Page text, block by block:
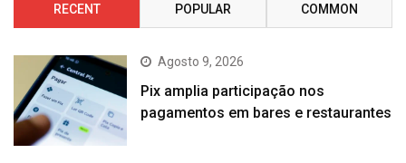
RECENT POPULAR COMMON
Agosto 9, 2026
Pix amplia participação nos
pagamentos em bares e restaurantes